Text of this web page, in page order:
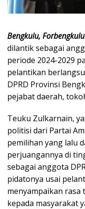
Bengkulu,
dilantik sebagai
periode 2024-2029
pelantikan
DPRD Provinsi
pejabat daerah,
Teuku Zulkarnain,
politisi dari Partai
pemilihan yang lalu
perjuangannya di
sebagai anggota
pidatonya usai
menyampaikan rasa
kepada masyarakat